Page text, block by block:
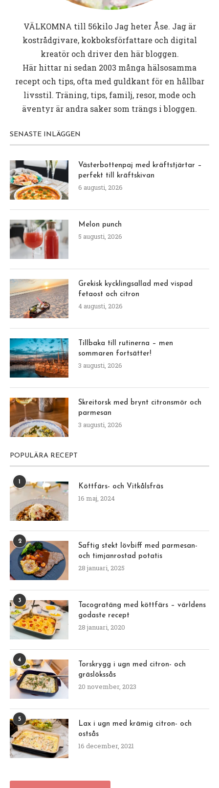
VÄLKOMNA till 56kiloJag heter Åse. Jag är
kostrådgivare, kokboksförfattare och digital
kreatör och driver den här bloggen.
Här hittar ni sedan 2003 många hälsosamma
recept och tips, ofta med guldkant för en hållbar
livsstil. Träning, tips, familj, resor, mode och
äventyr är andra saker som trängs i bloggen.
SENASTE INLÄGGEN
Västerbottenpaj med kräftstjärtar –
perfekt till kräftskivan
6 augusti, 2026
Melon punch
5 augusti, 2026
Grekisk kycklingsallad med vispad
fetaost och citron
4 augusti, 2026
Tillbaka till rutinerna – men
sommaren fortsätter!
3 augusti, 2026
Skreitorsk med brynt citronsmör och
parmesan
3 augusti, 2026
POPULÄRA RECEPT
Köttfärs- och Vitkålsfräs
16 maj, 2024
2
Saftig stekt lövbiff med parmesan-
och timjanrostad potatis
28 januari, 2025
3
Tacogratäng med köttfärs – världens
godaste recept
28 januari, 2020
4
Torskrygg i ugn med citron- och
gräslökssås
20 november, 2023
5
Lax i ugn med krämig citron- och
ostsås
16 december, 2021